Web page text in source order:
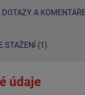
DOTAZY A
STAŽENÍ (1)
údaje